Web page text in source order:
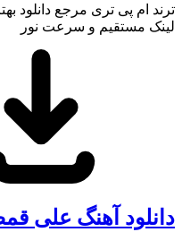
ترند ام پی تری مرجع دانلود
لینک مستقیم و سرعت نور
دانلود آهنگ علی